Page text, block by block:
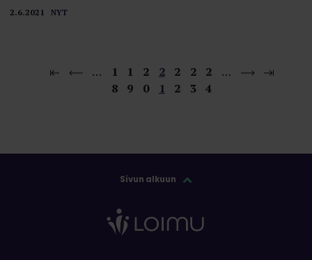
2.6.2021 NYT
…
1
8
1
9
2
0
2
1
2
2
2
3
2
4
…
Sivun alkuun